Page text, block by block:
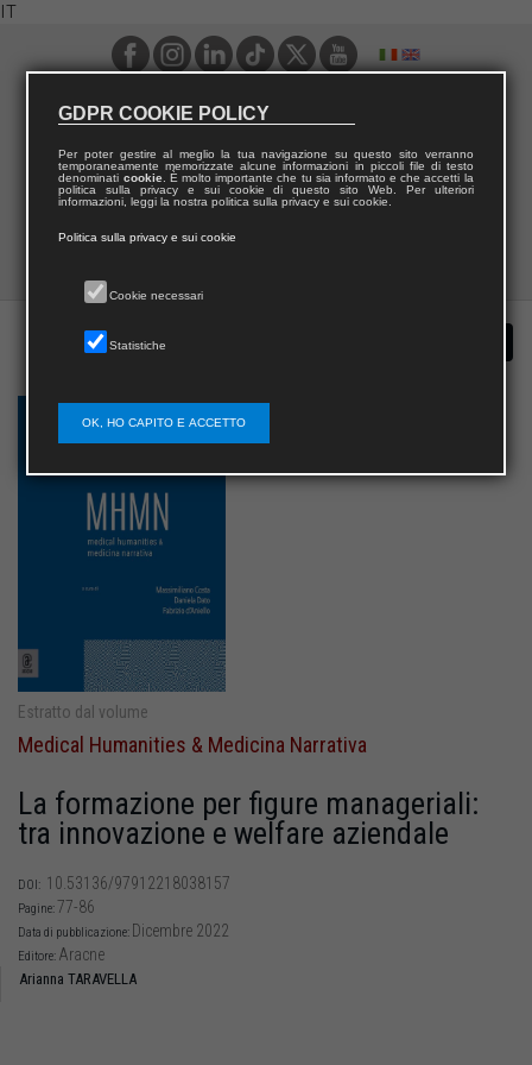
IT
Estratto dal volume
Medical Humanities & Medicina Narrativa
La formazione per figure manageriali:
tra innovazione e welfare aziendale
DOI: 10.53136/97912218038157
Pagine:77-86
Data di pubblicazione: Dicembre 2022
Editore: Aracne
Arianna TARAVELLA
GDPR COOKIE POLICY
Per poter gestire al meglio la tua navigazione su questo sito verranno
temporaneamente memorizzate alcune informazioni in piccoli file di testo
denominati cookie. È molto importante che tu sia informato e che accetti la
politica sulla privacy e sui cookie di questo sito Web. Per ulteriori
informazioni, leggi la nostra politica sulla privacy e sui cookie.
Politica sulla privacy e sui cookie
Cookie necessari
Statistiche
OK, HO CAPITO E ACCETTO